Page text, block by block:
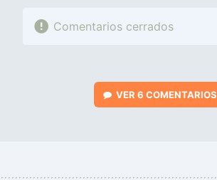
Comentarios cerrados
VER 6 COMENTARIOS